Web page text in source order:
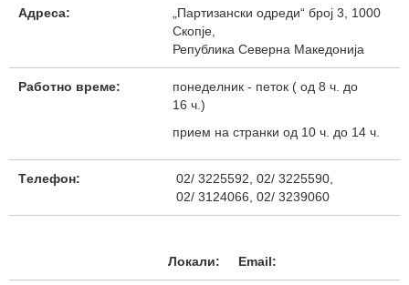
Адреса:
„Партизански одреди“ број 3, 1000
Скопје,
Република Северна Македонија
Работно време:
понеделник - петок ( од 8 ч. до
16 ч.)
прием на странки од 10 ч. до 14 ч.
Tелефон:
02/ 3225592, 02/ 3225590,
02/ 3124066, 02/ 3239060
Локали: Email: